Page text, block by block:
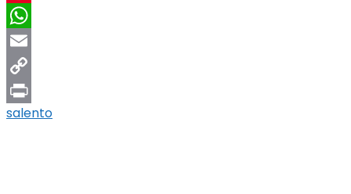
Pinterest
WhatsApp
Email
Copy
Link
Print
salento